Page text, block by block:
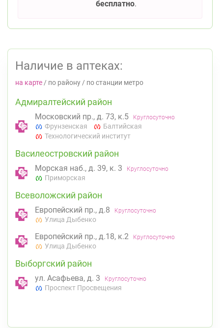
бесплатно.
Наличие в аптеках:
на карте / по району / по станции метро
Адмиралтейский район
Московский пр., д. 73, к.5 Круглосуточно
Фрунзенская
Балтийская
Технологический институт
Василеостровский район
Морская наб., д. 39, к. 3 Круглосуточно
Приморская
Всеволожский район
Европейский пр., д.8 Круглосуточно
Улица Дыбенко
Европейский пр., д.18, к.2 Круглосуточно
Улица Дыбенко
Выборгский район
ул. Асафьева, д. 3 Круглосуточно
Проспект Просвещения